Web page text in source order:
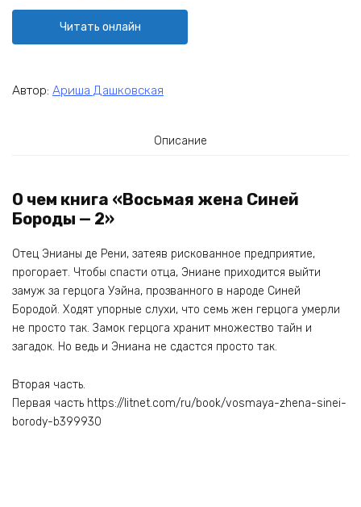
Читать онлайн
Автор: Ариша Дашковская
Описание
О чем книга «Восьмая жена Синей
Бороды — 2»
Отец Энианы де Рени, затеяв рискованное предприятие,
прогорает. Чтобы спасти отца, Эниане приходится выйти
замуж за герцога Уэйна, прозванного в народе Синей
Бородой. Ходят упорные слухи, что семь жен герцога умерли
не просто так. Замок герцога хранит множество тайн и
загадок. Но ведь и Эниана не сдастся просто так.
Вторая часть.
Первая часть https://litnet.com/ru/book/vosmaya-zhena-sinei-
borody-b399930